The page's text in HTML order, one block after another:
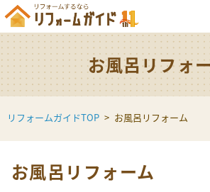
お風呂リフォ
リフォームガイドTOP お風呂リフォーム
お風呂リフォーム